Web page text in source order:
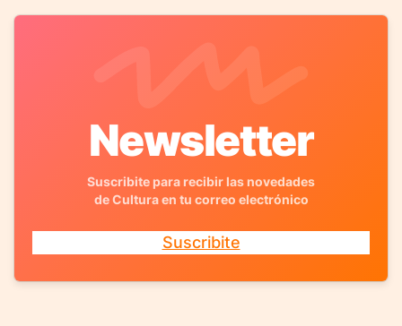
Newsletter
Suscribite para recibir las novedades
de Cultura en tu correo electrónico
Suscribite